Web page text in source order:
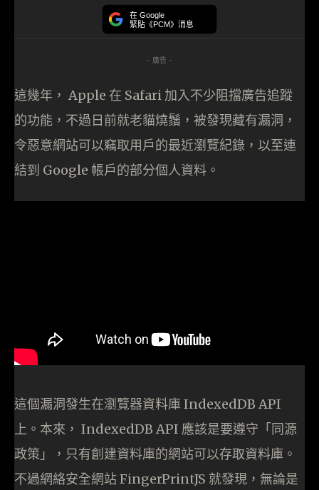
在 Google
緊貼《PCM》消息
- 廣告 -
這幾年， Apple 在 Safari 加入不少阻擋廣告追蹤
的功能，不過日前就老貓燒鬚，被發現藏有漏洞，
令惡意網站可以竊取用戶的最近瀏覽紀錄，以至連
結到 Google 帳戶的部分個人資料。
這個漏洞發生在瀏覽器資料庫 IndexedDB API
上。本來， IndexedDB API 應該是要遵守「同源
政策」，只有創建資料庫的網站可以存取資料庫。
不過網絡安全網站 FingerPrintJS 就發現，無論是